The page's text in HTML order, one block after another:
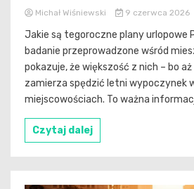
Michał Wiśniewski 9 czerwca 2026
Jakie są tegoroczne plany urlopowe
badanie przeprowadzone wśród
pokazuje, że większość z nich – bo aż
zamierza spędzić letni wypoczynek
miejscowościach. To ważna
Czytaj dalej